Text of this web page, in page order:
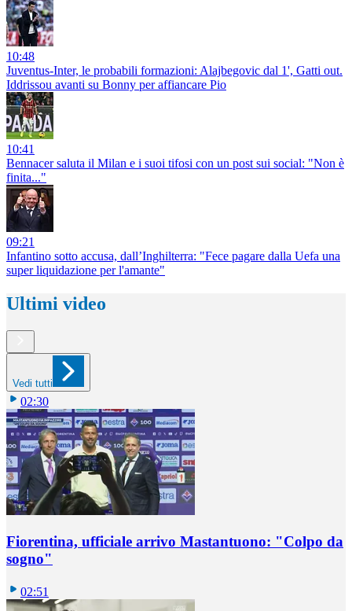
10:48
Juventus-Inter, le probabili formazioni: Alajbegovic dal 1', Gatti out.
Iddrissou avanti su Bonny per affiancare Pio
10:41
Bennacer saluta il Milan e i suoi tifosi con un post sui social: "Non è
finita..."
09:21
Infantino sotto accusa, dall’Inghilterra: "Fece pagare dalla Uefa una
super liquidazione per l'amante"
Ultimi video
Vedi tutti
02:30
Fiorentina, ufficiale arrivo Mastantuono: "Colpo da
sogno"
02:51